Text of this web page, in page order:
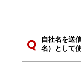
自社名を送
名）として